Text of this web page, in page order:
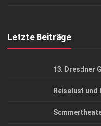
Letzte Beiträge
13. Dresdner
Reiselust und